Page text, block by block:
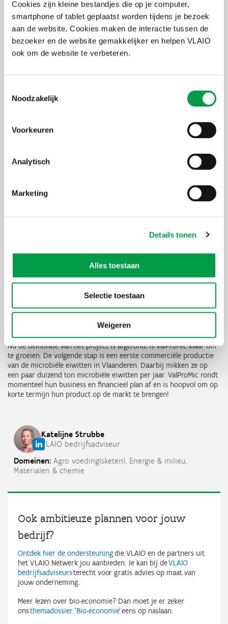
Cookies zijn kleine bestandjes die op je computer,
smartphone of tablet geplaatst worden tijdens je bezoek
aan de website. Cookies maken de interactie tussen de
bezoeker en de website gemakkelijker en helpen VLAIO
ook om de website te verbeteren.
Noodzakelijk
Voorkeuren
Analytisch
Marketing
Details tonen
Alles toestaan
Selectie toestaan
Weigeren
Innovatiesteun bij VLAIO
projectadviseur
zorgde ervoor dat we onze ontwikkelingskosten konden drukken."
Ook nu nog staat Avecom in nauw contact met VLAIO: "We
bekijken met hen wat de volgende stap is in de ontplooiing van
waar we vandaag staan met de ontwikkeling van ons
-
,
Business Development Director bij Avecom
Op naar duizenden ton eiwitten per jaar
Nu de demofase van het project is afgerond, is ValProMic klaar om
te groeien. De volgende stap is een eerste commerciële productie
van de microbiële eiwitten in Vlaanderen. Daarbij mikken ze op
een paar duizend ton microbiële eiwitten per jaar. ValProMic rondt
momenteel hun business en financieel plan af en is hoopvol om op
korte termijn hun product op de markt te brengen!
Katelijne Strubbe
VLAIO bedrijfsadviseur
Domeinen: Agro voeding(sketen), Energie & milieu,
Materialen & chemie
Ook ambitieuze plannen voor jouw
bedrijf?
Ontdek hier de ondersteuningdie VLAIO en de partners uit
het VLAIO Netwerk jou aanbieden. Je kan bij deVLAIO
bedrijfsadviseursterecht voor gratis advies op maat van
jouw onderneming.
Meer lezen over bio-economie? Dan moet je er zeker
onsthemadossier 'Bio-economie'eens op naslaan.